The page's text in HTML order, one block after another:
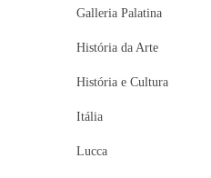
Galleria Palatina
História da Arte
História e Cultura
Itália
Lucca